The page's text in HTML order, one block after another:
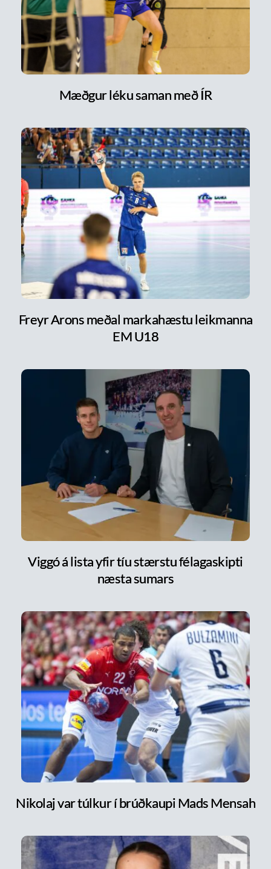
Mæðgur léku saman með ÍR
Freyr Arons meðal markahæstu leikmanna
EM U18
Viggó á lista yfir tíu stærstu félagaskipti
næsta sumars
Nikolaj var túlkur í brúðkaupi Mads Mensah